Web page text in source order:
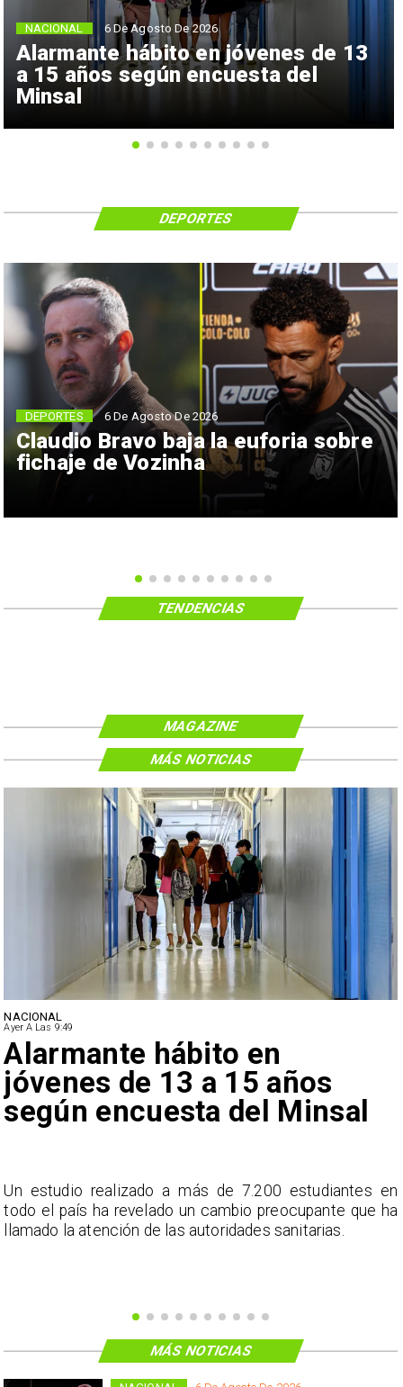
Alarmante hábito en jóvenes de 13
a 15 años según encuesta del
Minsal
NACIONAL 6 De Agosto De 2026
Claudio Bravo baja la euforia sobre
fichaje de Vozinha
DEPORTES 6 De Agosto De 2026
DEPORTES
TENDENCIAS
MAGAZINE
NACIONAL
Ayer A Las 9:49
Alarmante hábito en
jóvenes de 13 a 15 años
según encuesta del Minsal
Un estudio realizado a más de 7.200 estudiantes en
todo el país ha revelado un cambio preocupante que ha
llamado la atención de las autoridades sanitarias.
MÁS NOTICIAS
MÁS NOTICIAS